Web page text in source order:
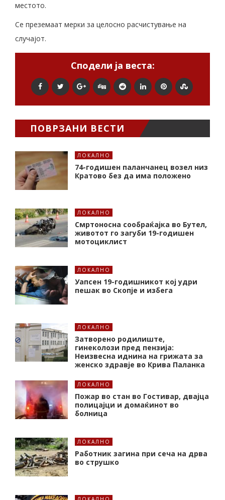
местото.
Се преземаат мерки за целосно расчистување на
случајот.
Сподели ја веста:
ПОВРЗАНИ ВЕСТИ
ЛОКАЛНО
74-годишен паланчанец возел низ
Кратово без да има положено
ЛОКАЛНО
Смртоносна сообраќајка во Бутел,
животот го загуби 19-годишен
мотоциклист
ЛОКАЛНО
Уапсен 19-годишникот кој удри
пешак во Скопје и избега
ЛОКАЛНО
Затворено родилиште,
гинеколози пред пензија:
Неизвесна иднина на грижата за
женско здравје во Крива Паланка
ЛОКАЛНО
Пожар во стан во Гостивар, двајца
полицајци и домаќинот во
болница
ЛОКАЛНО
Работник загина при сеча на дрва
во струшко